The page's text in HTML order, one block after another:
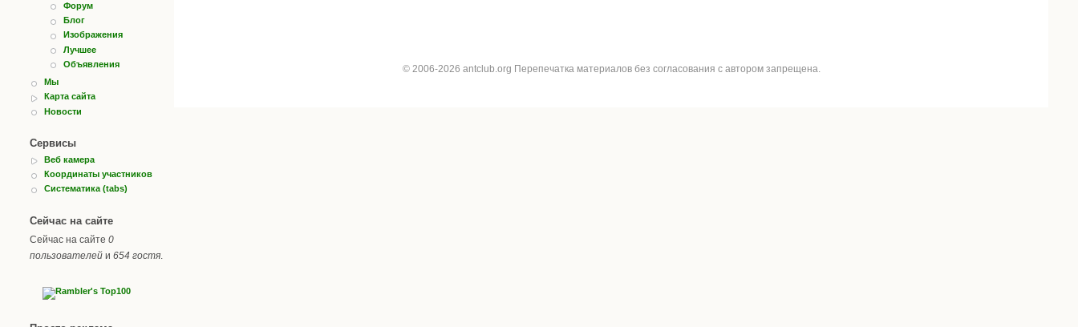
Форум
Блог
Изображения
Лучшее
Объявления
Мы
Карта сайта
Новости
Сервисы
Веб камера
Координаты участников
Систематика (tabs)
Сейчас на сайте
Сейчас на сайте 0
пользователей и 654 гостя
© 2006-2026 antclub.org Перепечатка материалов без согласования с автором запрещена.